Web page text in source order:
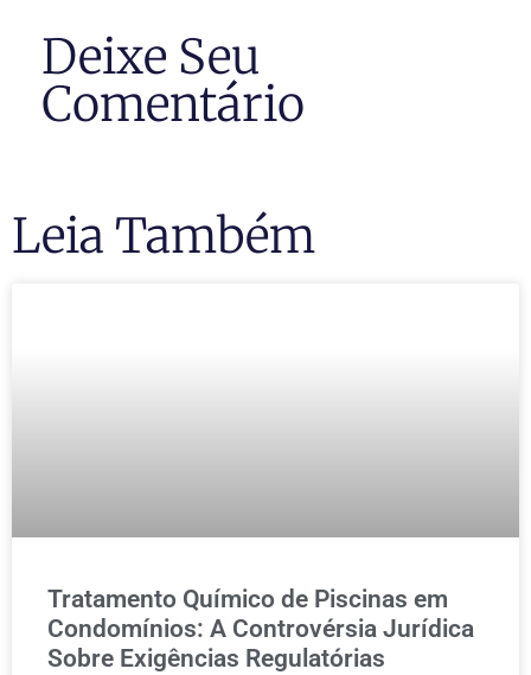
Deixe Seu
Comentário
Leia Também
Tratamento Químico de Piscinas em
Condomínios: A Controvérsia Jurídica
Sobre Exigências Regulatórias